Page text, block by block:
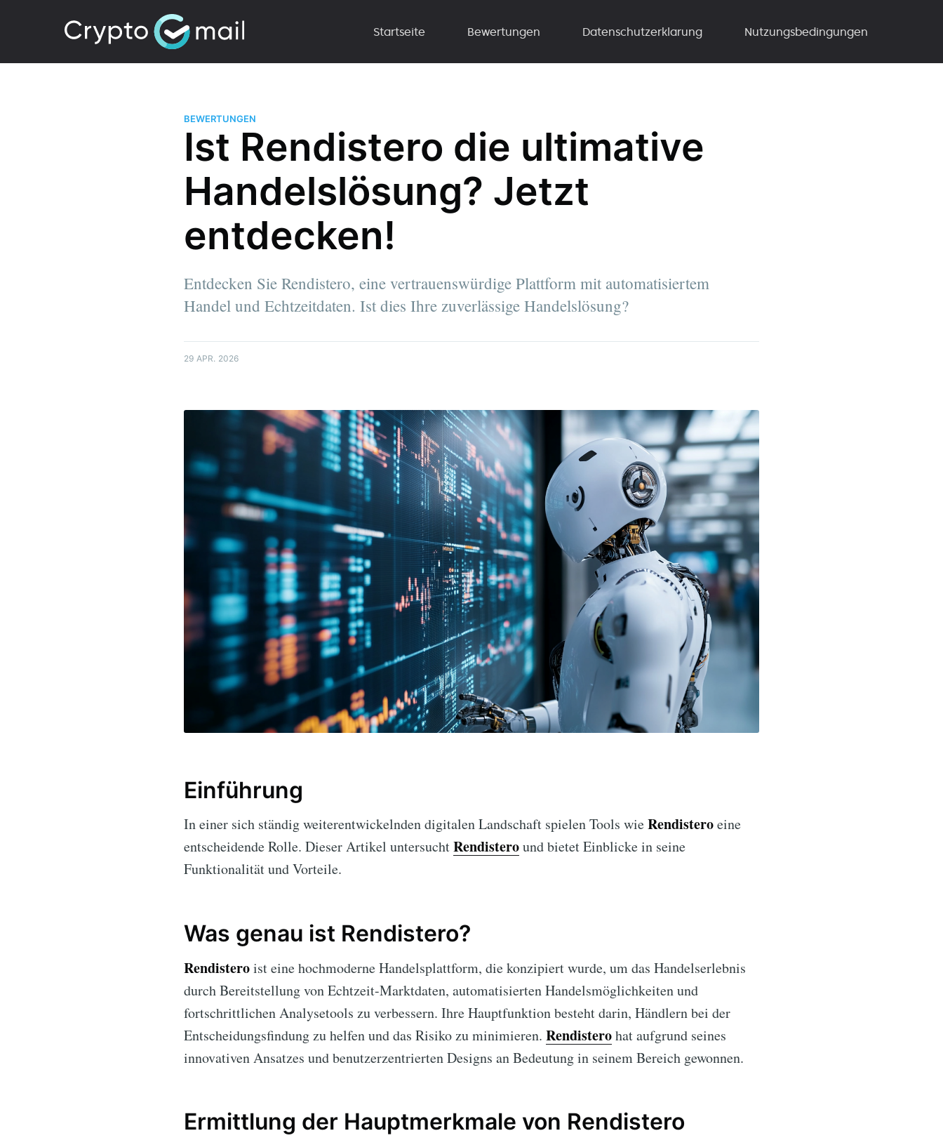
Startseite Bewertungen Datenschutzerklarung Nutzungsbedingungen
BEWERTUNGEN
Ist Rendistero die ultimative
Handelslösung? Jetzt
entdecken!
Entdecken Sie Rendistero, eine vertrauenswürdige Plattform mit automatisiertem
Handel und Echtzeitdaten. Ist dies Ihre zuverlässige Handelslösung?
29 APR. 2026
Einführung
In einer sich ständig weiterentwickelnden digitalen Landschaft spielen Tools wieRendisteroeine
entscheidende Rolle. Dieser Artikel untersuchtRendisteround bietet Einblicke in seine
Funktionalität und Vorteile.
Was genau ist Rendistero?
Rendisteroist eine hochmoderne Handelsplattform, die konzipiert wurde, um das Handelserlebnis
durch Bereitstellung von Echtzeit-Marktdaten, automatisierten Handelsmöglichkeiten und
fortschrittlichen Analysetools zu verbessern. Ihre Hauptfunktion besteht darin, Händlern bei der
Entscheidungsfindung zu helfen und das Risiko zu minimieren. Rendisterohat aufgrund seines
innovativen Ansatzes und benutzerzentrierten Designs an Bedeutung in seinem Bereich gewonnen.
Ermittlung der Hauptmerkmale von Rendistero